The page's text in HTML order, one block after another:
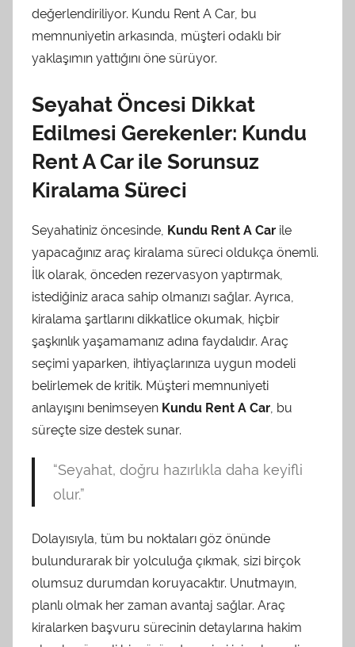
değerlendiriliyor. Kundu Rent A Car, bu
memnuniyetin arkasında, müşteri odaklı bir
yaklaşımın yattığını öne sürüyor.
Seyahat Öncesi Dikkat
Edilmesi Gerekenler: Kundu
Rent A Car ile Sorunsuz
Kiralama Süreci
Seyahatiniz öncesinde, Kundu Rent A Car ile
yapacağınız araç kiralama süreci oldukça önemli.
İlk olarak, önceden rezervasyon yaptırmak,
istediğiniz araca sahip olmanızı sağlar. Ayrıca,
kiralama şartlarını dikkatlice okumak, hiçbir
şaşkınlık yaşamamanız adına faydalıdır. Araç
seçimi yaparken, ihtiyaçlarınıza uygun modeli
belirlemek de kritik. Müşteri memnuniyeti
anlayışını benimseyen Kundu Rent A Car, bu
süreçte size destek sunar.
“Seyahat, doğru hazırlıkla daha keyifli
olur.”
Dolayısıyla, tüm bu noktaları göz önünde
bulundurarak bir yolculuğa çıkmak, sizi birçok
olumsuz durumdan koruyacaktır. Unutmayın,
planlı olmak her zaman avantaj sağlar. Araç
kiralarken başvuru sürecinin detaylarına hakim